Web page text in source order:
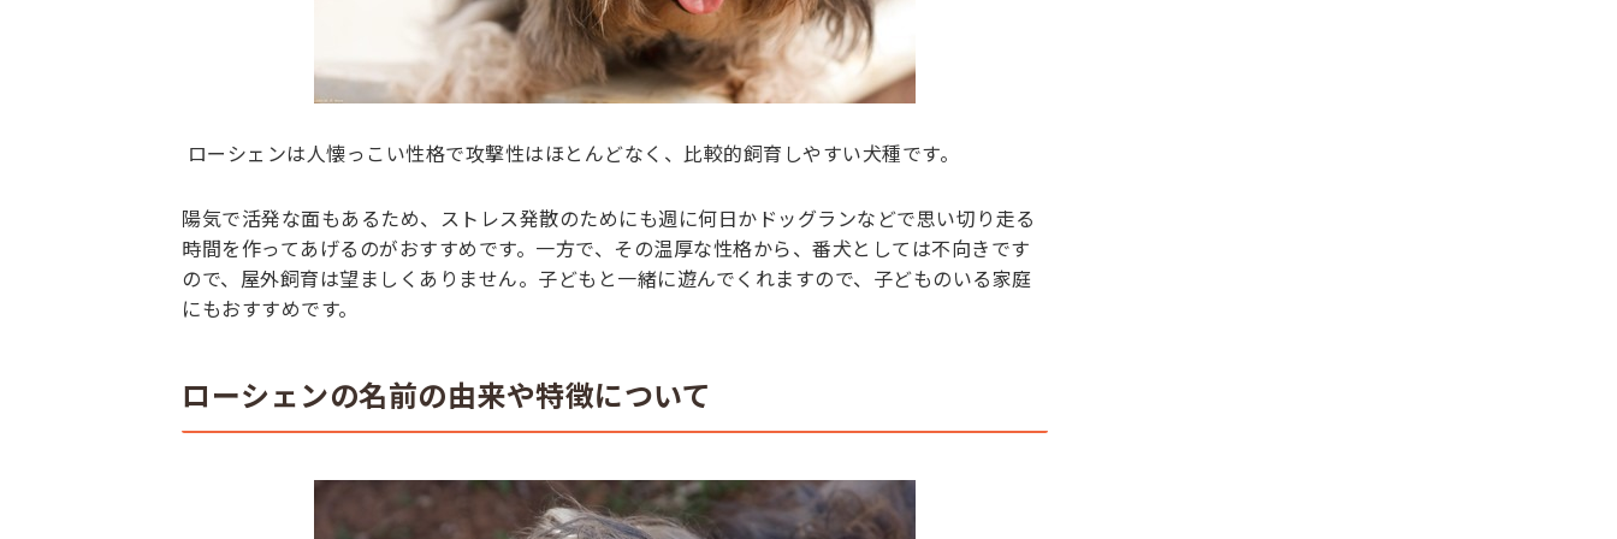
ローシェンは人懐っこい性格で攻撃性はほとんどなく、比較的飼育しやすい犬種です。
陽気で活発な面もあるため、ストレス発散のためにも週に何日かドッグランなどで思い切り走る
時間を作ってあげるのがおすすめです。一方で、その温厚な性格から、番犬としては不向きです
ので、屋外飼育は望ましくありません。子どもと一緒に遊んでくれますので、子どものいる家庭
にもおすすめです。
ローシェンの名前の由来や特徴について